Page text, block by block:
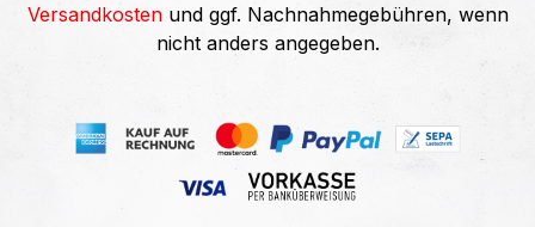
Versandkostenund ggf. Nachnahmegebühren, wenn
nicht anders angegeben.